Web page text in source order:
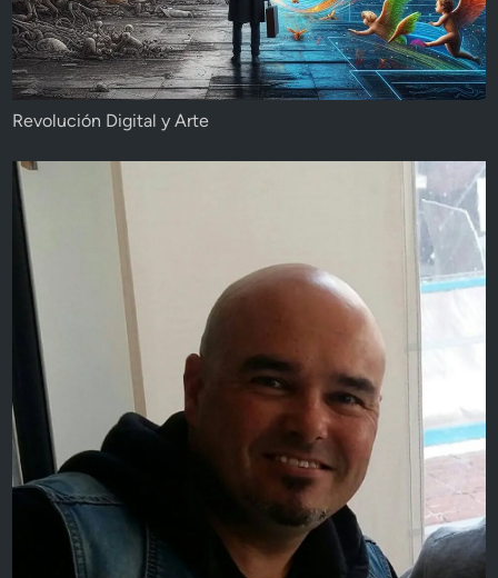
Revolución Digital y Arte